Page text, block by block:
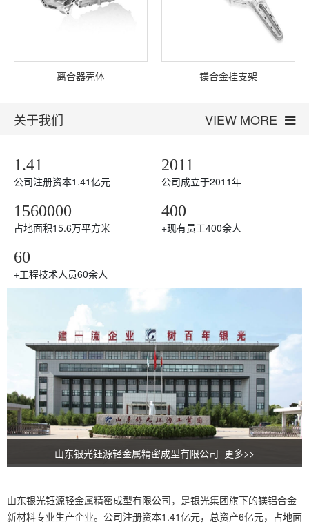
离合器壳体 镁合金挂支架
关于我们 VIEW MORE
1.41
公司注册资本1.41亿元
2011
公司成立于2011年
1560000
占地面积15.6万平方米
400
+现有员工400余人
60
+工程技术人员60余人
山东银光钰源轻金属精密成型有限公司 更多>>
山东银光钰源轻金属精密成型有限公司，是银光集团旗下的镁铝合金
新材料专业生产企业。公司注册资本1.41亿元，总资产6亿元，占地面